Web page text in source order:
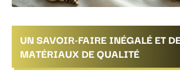
UN SAVOIR-FAIRE INÉGALÉ ET
MATÉRIAUX DE QUALITÉ